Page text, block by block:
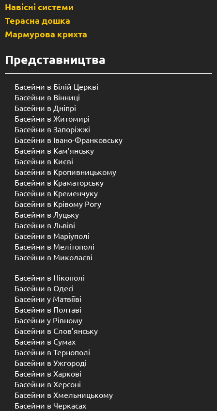
Навісні системи
Терасна дошка
Мармурова крихта
Представництва
Басейни в Білій Церкві
Басейни в Вінниці
Басейни в Дніпрі
Басейни в Житомирі
Басейни в Запоріжжі
Басейни в Івано-Франковську
Басейни в Кам’янську
Басейни в Києві
Басейни в Кропивницькому
Басейни в Краматорську
Басейни в Кременчуку
Басейни в Крівому Рогу
Басейни в Луцьку
Басейни в Львіві
Басейни в Маріуполі
Басейни в Мелітополі
Басейни в Миколаєві
Басейни в Нікополі
Басейни в Одесі
Басейни у Матвіїві
Басейни в Полтаві
Басейни у ​​Рівному
Басейни в Слов’янську
Басейни в Сумах
Басейни в Тернополі
Басейни в Ужгороді
Басейни в Харкові
Басейни в Херсоні
Басейни в Хмельницькому
Басейни в Черкасах